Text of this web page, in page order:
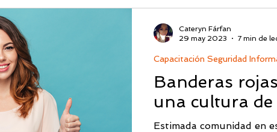
cuando Sjouwerman, con
seguridad informática, se
eslabón más débil en la
humano. Recono
Banderas
una cultura
Estimada comunidad en
Capacitación Seguridad
Cateryn Fárfan
29 may 2023
7 min de